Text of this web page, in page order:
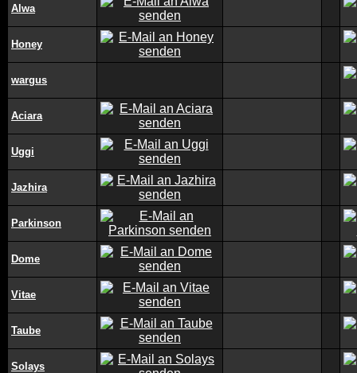
Alwa
Honey
wargus
Aciara
Uggi
Jazhira
Parkinson
Dome
Vitae
Taube
Solays